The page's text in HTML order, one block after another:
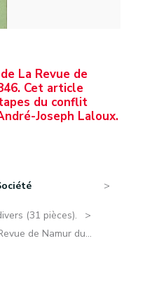
La Revue de
Cet article
du conflit
Joseph Laloux.
(31 pièces).
de Namur du...